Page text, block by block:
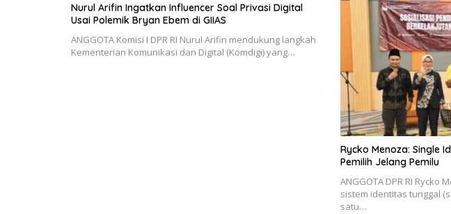
Nurul Arifin Ingatkan Influencer Soal Privasi Digital
Usai Polemik Bryan Ebem di GIIAS
ANGGOTA Komisi I DPR RI Nurul Arifin mendukung langkah
Kementerian Komunikasi dan Digital (Komdigi) yang…
Rycko Menoza: Single
Pemilih Jelang Pemilu
ANGGOTA DPR RI
sistem identitas tunggal
satu…